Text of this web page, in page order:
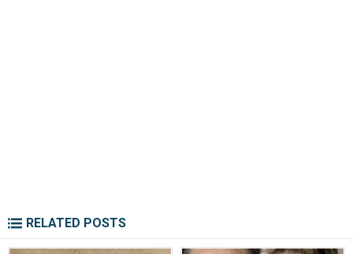
RELATED POSTS